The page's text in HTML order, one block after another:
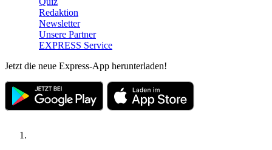
Redaktion
Newsletter
Unsere Partner
EXPRESS Service
Jetzt die neue Express-App herunterladen!